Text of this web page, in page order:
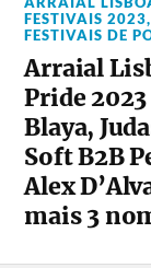
FESTIVAIS 2023,
FESTIVAIS DE
Arraial
Pride
Blaya,
Soft B2B
Alex
mais 3